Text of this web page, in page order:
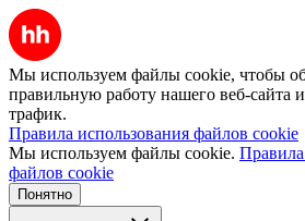
Мы используем файлы cookie, чтобы
правильную работу нашего веб-сайта
трафик.
Правила использования файлов cookie
Мы используем файлы cookie.
файлов cookie
Понятно